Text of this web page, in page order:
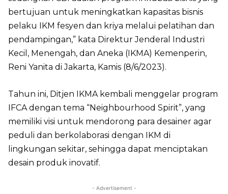
bertujuan untuk meningkatkan kapasitas bisnis
pelaku IKM fesyen dan kriya melalui pelatihan dan
pendampingan,” kata Direktur Jenderal Industri
Kecil, Menengah, dan Aneka (IKMA) Kemenperin,
Reni Yanita di Jakarta, Kamis (8/6/2023).
Tahun ini, Ditjen IKMA kembali menggelar program
IFCA dengan tema “Neighbourhood Spirit”, yang
memiliki visi untuk mendorong para desainer agar
peduli dan berkolaborasi dengan IKM di
lingkungan sekitar, sehingga dapat menciptakan
desain produk inovatif.
- Advertisement -